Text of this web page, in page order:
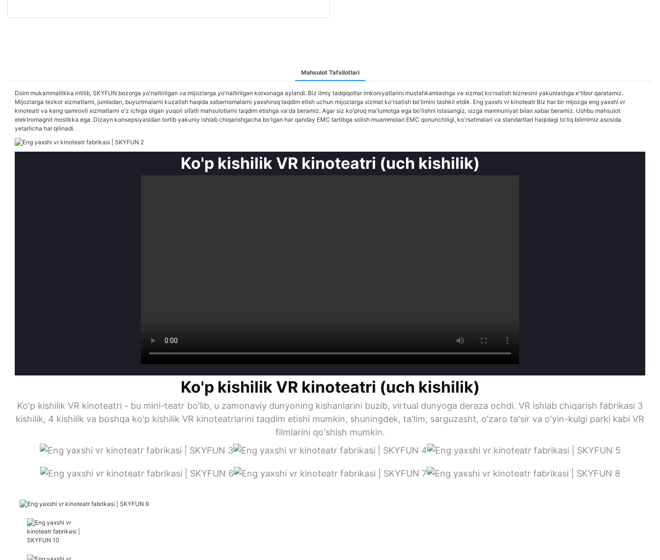
Mahsulot Tafsilotlari
Doim mukammallikka intilib, SKYFUN bozorga yo'naltirilgan va mijozlarga yo'naltirilgan korxonaga aylandi. Biz ilmiy tadqiqotlar imkoniyatlarini mustahkamlashga va xizmat ko'rsatish biznesini yakunlashga e'tibor qaratamiz.
Mijozlarga tezkor xizmatlarni, jumladan, buyurtmalarni kuzatish haqida xabarnomalarni yaxshiroq taqdim etish uchun mijozlarga xizmat ko'rsatish bo'limini tashkil etdik. Eng yaxshi vr kinoteatr Biz har bir mijozga eng yaxshi vr
kinoteatr va keng qamrovli xizmatlarni o'z ichiga olgan yuqori sifatli mahsulotlarni taqdim etishga va'da beramiz. Agar siz ko'proq ma'lumotga ega bo'lishni istasangiz, sizga mamnuniyat bilan xabar beramiz. Ushbu mahsulot
elektromagnit moslikka ega. Dizayn konsepsiyasidan tortib yakuniy ishlab chiqarishgacha bo'lgan har qanday EMC tartibga solish muammolari EMC qonunchiligi, ko'rsatmalari va standartlari haqidagi to'liq bilimimiz asosida
yetarlicha hal qilinadi.
Ko'p kishilik VR kinoteatri (uch kishilik)
Ko'p kishilik VR kinoteatri (uch kishilik)
Ko'p kishilik VR kinoteatri - bu mini-teatr bo'lib, u zamonaviy dunyoning kishanlarini buzib, virtual dunyoga deraza ochdi. VR ishlab chiqarish fabrikasi 3
kishilik, 4 kishilik va boshqa ko'p kishilik VR kinoteatrlarini taqdim etishi mumkin, shuningdek, ta'lim, sarguzasht, o'zaro ta'sir va o'yin-kulgi parki kabi VR
filmlarini qo'shish mumkin.